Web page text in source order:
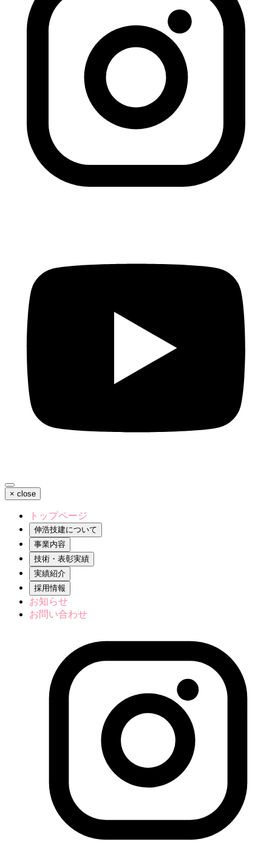
× close
トップページ
伸浩技建について
事業内容
技術・表彰実績
実績紹介
採用情報
お知らせ
お問い合わせ